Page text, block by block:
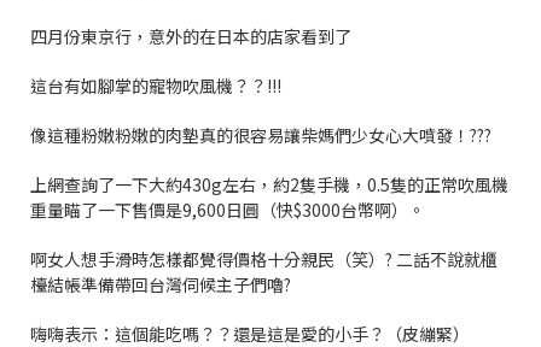
四月份東京行，意外的在日本的店家看到了
這台有如腳掌的寵物吹風機？？!!!
像這種粉嫩粉嫩的肉墊真的很容易讓柴媽們少女心大噴發！???
上網查詢了一下大約430g左右，約2隻手機，0.5隻的正常吹風機
重量瞄了一下售價是9,600日圓（快$3000台幣啊）。
啊女人想手滑時怎樣都覺得價格十分親民（笑）? 二話不說就櫃
檯結帳準備帶回台灣伺候主子們嚕?
嗨嗨表示：這個能吃嗎？？還是這是愛的小手？（皮繃緊）